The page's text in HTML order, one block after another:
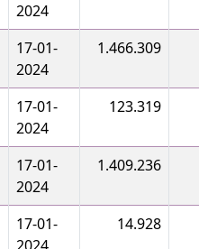
2024
17-01-
2024
1.466.309
17-01-
2024
123.319
17-01-
2024
1.409.236
17-01-
14.928